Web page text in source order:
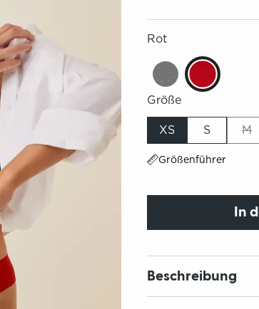
Rot
Größe
XS S M
Größenführer
In
Beschreibung